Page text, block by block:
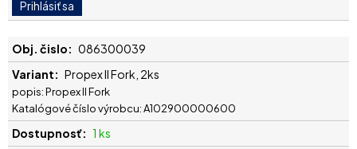
086300039
Propex II Fork, 2ks
popis: Propex II Fork
Katalógové číslo výrobcu: A102900000600
1 ks